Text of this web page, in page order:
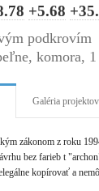
+5.68
podkrovím
komora,
Galéria projektov
zákonom z roku
bez farieb t
kopírovať a